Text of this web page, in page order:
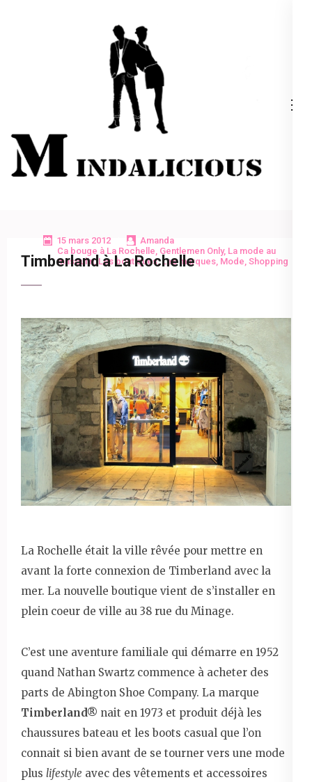
15 mars 2012
Amanda
Ca bouge à La Rochelle, Gentlemen Only, La mode au
masculin, Les boutiques, Les marques, Mode, Shopping
Timberland à La Rochelle
La Rochelle était la ville rêvée pour mettre en
avant la forte connexion de Timberland avec la
mer. La nouvelle boutique vient de s’installer en
plein coeur de ville au 38 rue du Minage.
C’est une aventure familiale qui démarre en 1952
quand Nathan Swartz commence à acheter des
parts de Abington Shoe Company. La marque
Timberland® nait en 1973 et produit déjà les
chaussures bateau et les boots casual que l’on
connait si bien avant de se tourner vers une mode
plus lifestyle avec des vêtements et accessoires